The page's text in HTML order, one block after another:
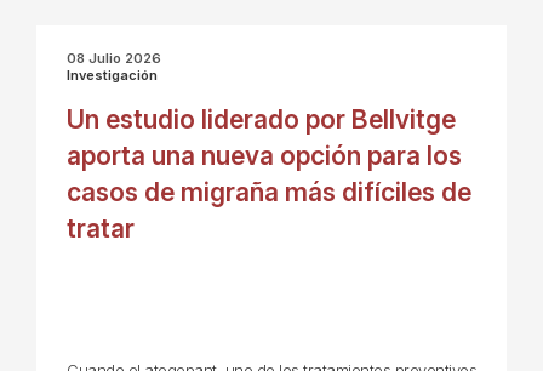
08 Julio 2026
Investigación
Un estudio liderado por Bellvitge
aporta una nueva opción para los
casos de migraña más difíciles de
tratar